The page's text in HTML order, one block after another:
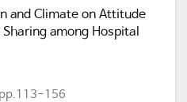
and Climate on Attitude
among Hospital
pp.113-156